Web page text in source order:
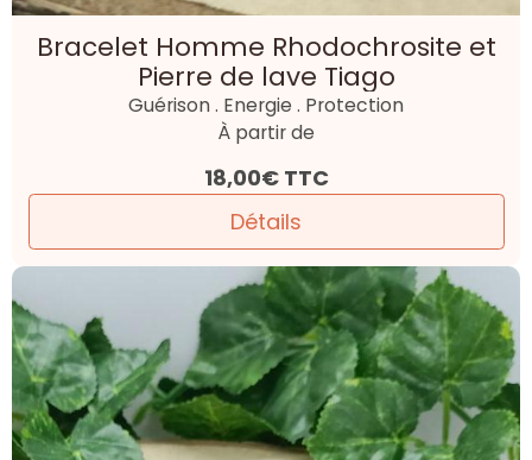
Bracelet Homme Rhodochrosite et
Pierre de lave Tiago
Guérison . Energie . Protection
À partir de
18,00€ TTC
Détails